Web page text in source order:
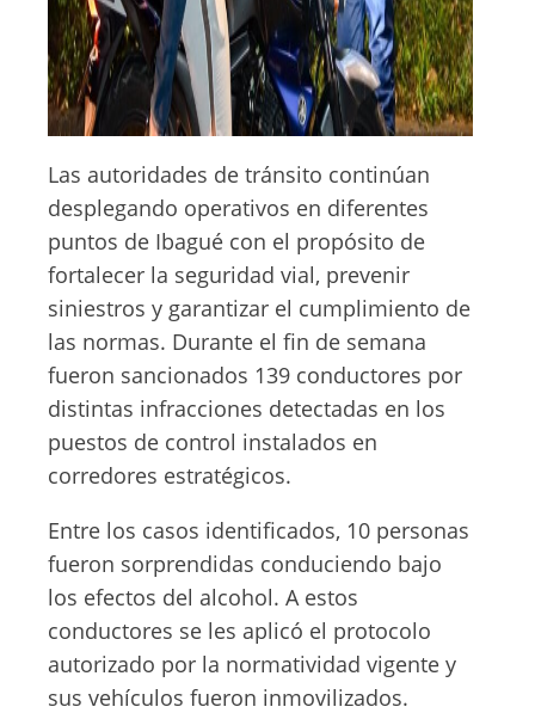
Las autoridades de tránsito continúan
desplegando operativos en diferentes
puntos de Ibagué con el propósito de
fortalecer la seguridad vial, prevenir
siniestros y garantizar el cumplimiento de
las normas. Durante el fin de semana
fueron sancionados 139 conductores por
distintas infracciones detectadas en los
puestos de control instalados en
corredores estratégicos.
Entre los casos identificados, 10 personas
fueron sorprendidas conduciendo bajo
los efectos del alcohol. A estos
conductores se les aplicó el protocolo
autorizado por la normatividad vigente y
sus vehículos fueron inmovilizados.